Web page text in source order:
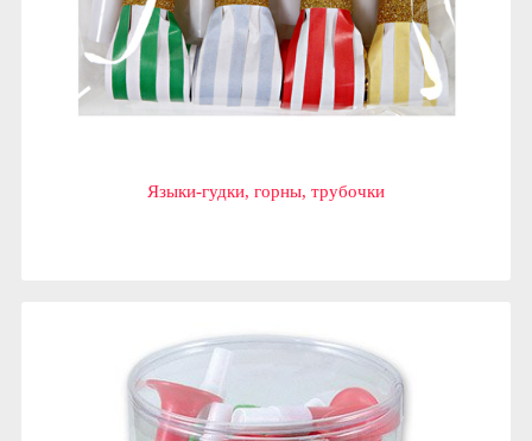
Языки-гудки, горны, трубочки